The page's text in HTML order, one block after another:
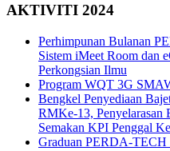
AKTIVITI 2024
Perhimpunan Bulanan
Sistem iMeet Room dan
Perkongsian Ilmu
Program WQT 3G
Bengkel Penyediaan
RMKe-13, Penyelarasan
Semakan KPI Penggal
Graduan PERDA-TECH